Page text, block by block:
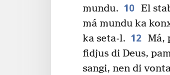
mundu. 10 El
má mundu ka
ka seta-l. 12 Má,
fidjus di Deus,
sangi, nen di